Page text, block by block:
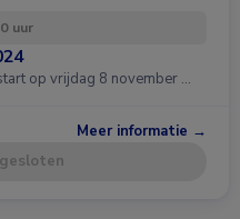
uur
op vrijdag 8 november …
Meer informatie →